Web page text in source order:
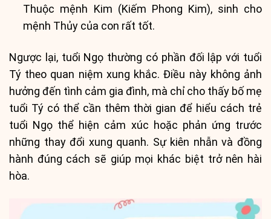
Thuộc mệnh Kim (Kiếm Phong Kim), sinh cho
mệnh Thủy của con rất tốt.
Ngược lại, tuổi Ngọ thường có phần đối lập với tuổi
Tý theo quan niệm xung khắc. Điều này không ảnh
hưởng đến tình cảm gia đình, mà chỉ cho thấy bố mẹ
tuổi Tý có thể cần thêm thời gian để hiểu cách trẻ
tuổi Ngọ thể hiện cảm xúc hoặc phản ứng trước
những thay đổi xung quanh. Sự kiên nhẫn và đồng
hành đúng cách sẽ giúp mọi khác biệt trở nên hài
hòa.